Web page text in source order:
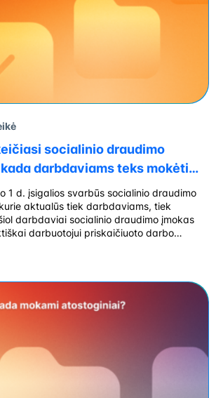
socialinio draudimo
darbdaviams teks mokėti
MMA?
1 d. įsigalios svarbūs socialinio draudimo
aktualūs tiek darbdaviams, tiek
darbdaviai socialinio draudimo įmokas
darbuotojui priskaičiuoto darbo